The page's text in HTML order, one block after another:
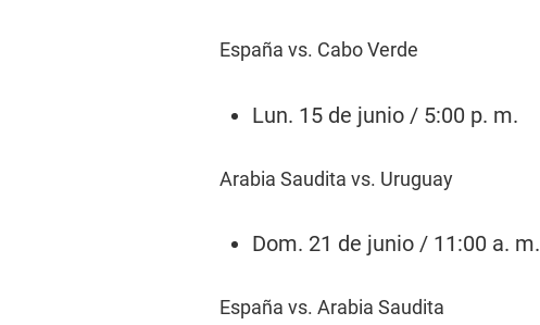
España vs. Cabo Verde
Lun. 15 de junio / 5:00 p. m.
Arabia Saudita vs. Uruguay
Dom. 21 de junio / 11:00 a. m.
España vs. Arabia Saudita